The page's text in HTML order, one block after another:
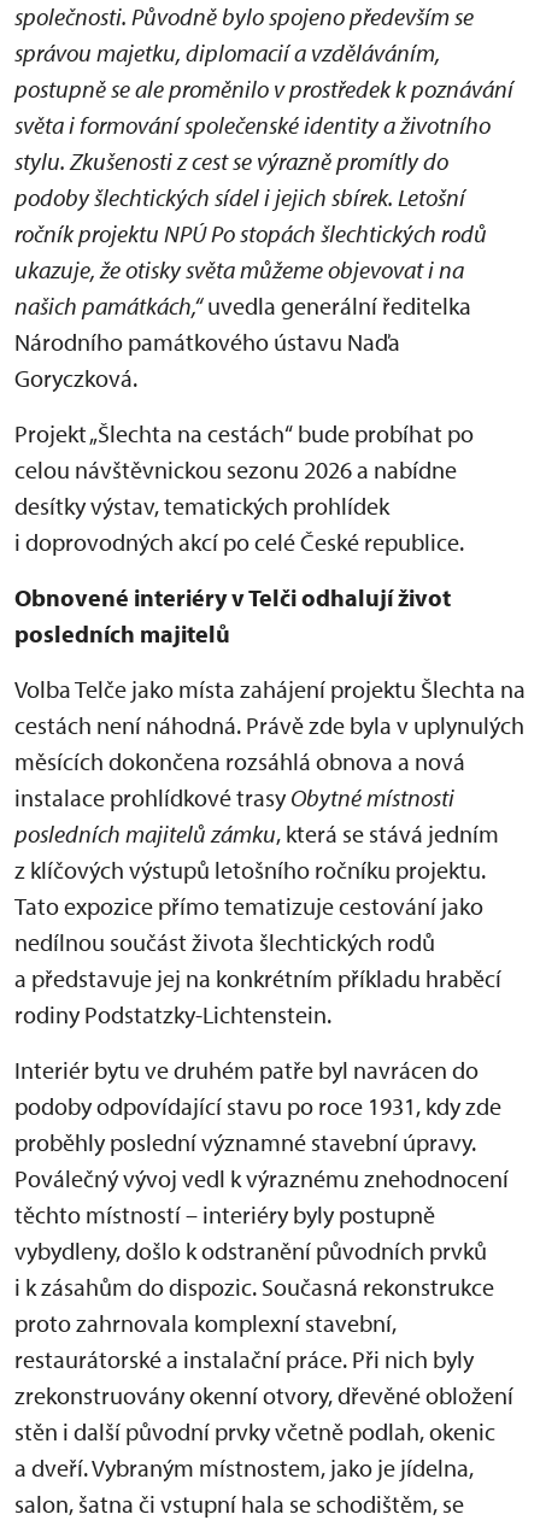
společnosti. Původně bylo spojeno především se
správou majetku, diplomacií a vzděláváním,
postupně se ale proměnilo v prostředek k poznávání
světa i formování společenské identity a životního
stylu. Zkušenosti z cest se výrazně promítly do
podoby šlechtických sídel i jejich sbírek. Letošní
ročník projektu NPÚ Po stopách šlechtických rodů
ukazuje, že otisky světa můžeme objevovat i na
našich památkách,“uvedla generální ředitelka
Národního památkového ústavu Naďa
Goryczková.
Projekt „Šlechta na cestách“ bude probíhat po
celou návštěvnickou sezonu 2026 a nabídne
desítky výstav, tematických prohlídek
i doprovodných akcí po celé České republice.
Obnovené interiéry v Telči odhalují život
posledních majitelů
Volba Telče jako místa zahájení projektu Šlechta na
cestách není náhodná. Právě zde byla v uplynulých
měsících dokončena rozsáhlá obnova a nová
instalace prohlídkové trasy Obytné místnosti
posledních majitelů zámku, která se stává jedním
z klíčových výstupů letošního ročníku projektu.
Tato expozice přímo tematizuje cestování jako
nedílnou součást života šlechtických rodů
a představuje jej na konkrétním příkladu hraběcí
rodiny Podstatzky-Lichtenstein.
Interiér bytu ve druhém patře byl navrácen do
podoby odpovídající stavu po roce 1931, kdy zde
proběhly poslední významné stavební úpravy.
Poválečný vývoj vedl k výraznému znehodnocení
těchto místností – interiéry byly postupně
vybydleny, došlo k odstranění původních prvků
i k zásahům do dispozic. Současná rekonstrukce
proto zahrnovala komplexní stavební,
restaurátorské a instalační práce. Při nich byly
zrekonstruovány okenní otvory, dřevěné obložení
stěn i další původní prvky včetně podlah, okenic
a dveří. Vybraným místnostem, jako je jídelna,
salon, šatna či vstupní hala se schodištěm, se